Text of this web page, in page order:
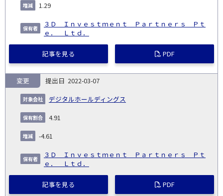
1.29
３Ｄ Ｉｎｖｅｓｔｍｅｎｔ Ｐａｒｔｎｅｒｓ Ｐｔ
ｅ． Ｌｔｄ．
記事を見る PDF
2022-03-07
デジタルホールディングス
変更
4.91
-4.61
３Ｄ Ｉｎｖｅｓｔｍｅｎｔ Ｐａｒｔｎｅｒｓ Ｐｔ
ｅ． Ｌｔｄ．
記事を見る PDF